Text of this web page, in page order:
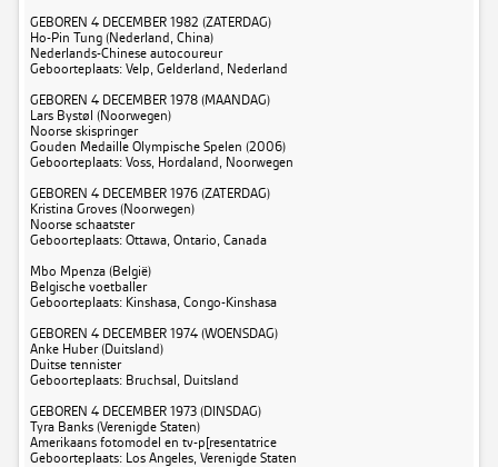
GEBOREN 4 DECEMBER 1982 (ZATERDAG)
Ho-Pin Tung (Nederland, China)
Nederlands-Chinese autocoureur
Geboorteplaats: Velp, Gelderland, Nederland
GEBOREN 4 DECEMBER 1978 (MAANDAG)
Lars Bystøl (Noorwegen)
Noorse skispringer
Gouden Medaille Olympische Spelen (2006)
Geboorteplaats: Voss, Hordaland, Noorwegen
GEBOREN 4 DECEMBER 1976 (ZATERDAG)
Kristina Groves (Noorwegen)
Noorse schaatster
Geboorteplaats: Ottawa, Ontario, Canada
Mbo Mpenza (België)
Belgische voetballer
Geboorteplaats: Kinshasa, Congo-Kinshasa
GEBOREN 4 DECEMBER 1974 (WOENSDAG)
Anke Huber (Duitsland)
Duitse tennister
Geboorteplaats: Bruchsal, Duitsland
GEBOREN 4 DECEMBER 1973 (DINSDAG)
Tyra Banks (Verenigde Staten)
Amerikaans fotomodel en tv-p[resentatrice
Geboorteplaats: Los Angeles, Verenigde Staten